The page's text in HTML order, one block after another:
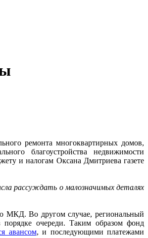
ремонта многоквартирных домов,
благоустройства недвижимости
и налогам Оксана Дмитриева газете
рассуждать о малозначимых деталях
МКД. Во другом случае, региональный
порядке очереди. Таким образом фонд
авансом, и последующими платежами